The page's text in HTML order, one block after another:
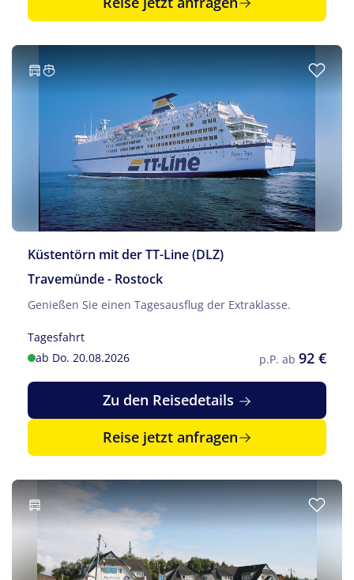
Küstentörn mit der TT-Line (DLZ)
Travemünde - Rostock
Genießen Sie einen Tagesausflug der Extraklasse.
Tagesfahrt
ab Do. 20.08.2026
p.P. ab 92 €
Zu den Reisedetails
Reise jetzt anfragen